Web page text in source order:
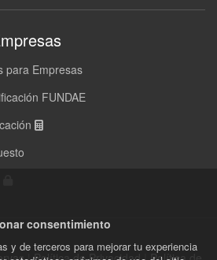
para Empresas
FUNDAE
consentimiento
y de terceros para mejorar tu experiencia